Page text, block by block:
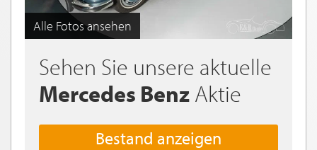
Alle Fotos ansehen
Sehen Sie unsere aktuelle
Mercedes Benz Aktie
Bestand anzeigen